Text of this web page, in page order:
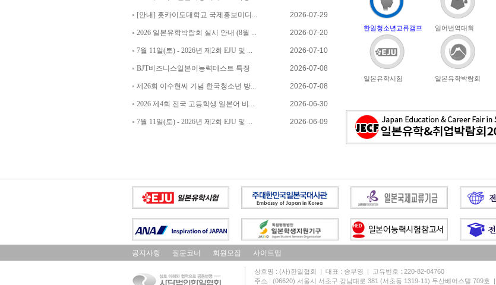
[안내] 홋카이도대학교 국제홍보미디... 2026-07-29
2026 일본유학박람회 실시 안내 (8월 ... 2026-07-20
7월 11일(토) - 2026년 제2회 EJU 및 ... 2026-07-10
BJT비즈니스일본어능력테스트 특징 2026-07-08
제26회 이수현씨 기념 한국청소년 방... 2026-07-08
2026 제4회 전국 고등학생 일본어 비... 2026-06-30
7월 11일(토) - 2026년 제2회 EJU 및 ... 2026-06-09
한일청소년교류캠프 일어번역대회
일본유학시험 일본유학박람회
공지사항 질문코너 회원모집 사이트맵
상호명 : (사)한일협회 | 대표 : 송부영 | 고유번호 : 220-82-04760
주소 : (06620) 서울시 서초구 강남대로 381 (서초동 1319-11) 두산베어스텔 709